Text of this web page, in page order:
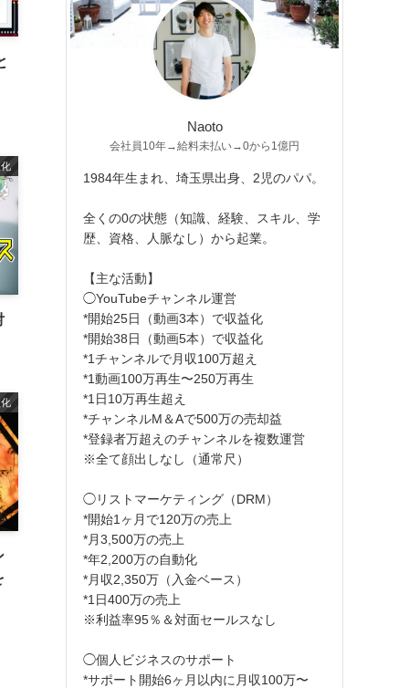
Naoto
会社員10年→給料未払い→0から1億円
1984年生まれ、埼玉県出身、2児のパパ。
全くの0の状態（知識、経験、スキル、学
歴、資格、人脈なし）から起業。
【主な活動】
◯YouTubeチャンネル運営
*開始25日（動画3本）で収益化
*開始38日（動画5本）で収益化
*1チャンネルで月収100万超え
*1動画100万再生〜250万再生
*1日10万再生超え
*チャンネルM＆Aで500万の売却益
*登録者万超えのチャンネルを複数運営
※全て顔出しなし（通常尺）
◯リストマーケティング（DRM）
*開始1ヶ月で120万の売上
*月3,500万の売上
*年2,200万の自動化
*月収2,350万（入金ベース）
*1日400万の売上
※利益率95％＆対面セールスなし
◯個人ビジネスのサポート
*サポート開始6ヶ月以内に月収100万〜